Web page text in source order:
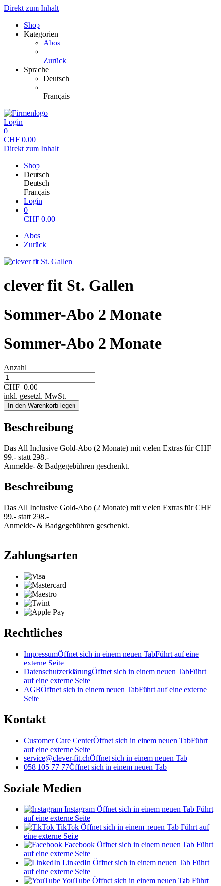
Direkt zum Inhalt
Shop
Kategorien
Abos
Zurück
Sprache
Deutsch
Français
Login
0
CHF 0.00
Direkt zum Inhalt
Shop
Deutsch
Deutsch
Français
Login
0
CHF 0.00
Abos
Zurück
clever fit St. Gallen
Sommer-Abo 2 Monate
Sommer-Abo 2 Monate
Anzahl
CHF 0.00
inkl. gesetzl. MwSt.
In den Warenkorb legen
Beschreibung
Das All Inclusive Gold-Abo (2 Monate) mit vielen Extras für CHF
99.- statt 298.-
Anmelde- & Badgegebühren geschenkt.
Beschreibung
Das All Inclusive Gold-Abo (2 Monate) mit vielen Extras für CHF
99.- statt 298.-
Anmelde- & Badgegebühren geschenkt.
Zahlungsarten
Rechtliches
ImpressumÖffnet sich in einem neuen TabFührt auf eine
externe Seite
DatenschutzerklärungÖffnet sich in einem neuen TabFührt
auf eine externe Seite
AGBÖffnet sich in einem neuen TabFührt auf eine externe
Seite
Kontakt
Customer Care CenterÖffnet sich in einem neuen TabFührt
auf eine externe Seite
service@clever-fit.chÖffnet sich in einem neuen Tab
058 105 77 77Öffnet sich in einem neuen Tab
Soziale Medien
Instagram Öffnet sich in einem neuen Tab Führt
auf eine externe Seite
TikTok Öffnet sich in einem neuen Tab Führt auf
eine externe Seite
Facebook Öffnet sich in einem neuen Tab Führt
auf eine externe Seite
LinkedIn Öffnet sich in einem neuen Tab Führt
auf eine externe Seite
YouTube Öffnet sich in einem neuen Tab Führt